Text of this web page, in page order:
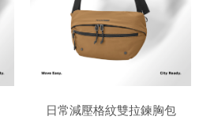
日常減壓格紋雙拉鍊胸包